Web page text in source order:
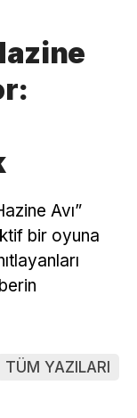
Avı”
bir oyuna
TÜM YAZILARI